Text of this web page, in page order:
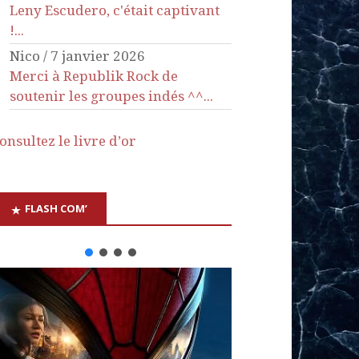
Leny Escudero, c'était captivant
!...
Nico / 7 janvier 2026
Merci à Republik Rock de
soutenir les groupes indés ^^...
le livre d’or
FLASH COM’